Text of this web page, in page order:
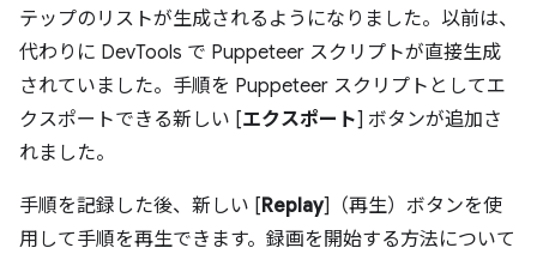
テップのリストが生成されるようになりました。以前は、
代わりに DevTools で Puppeteer スクリプトが直接生成
されていました。手順を Puppeteer スクリプトとしてエ
クスポートできる新しい [エクスポート] ボタンが追加さ
れました。
手順を記録した後、新しい [Replay]（再生）ボタンを使
用して手順を再生できます。録画を開始する方法について